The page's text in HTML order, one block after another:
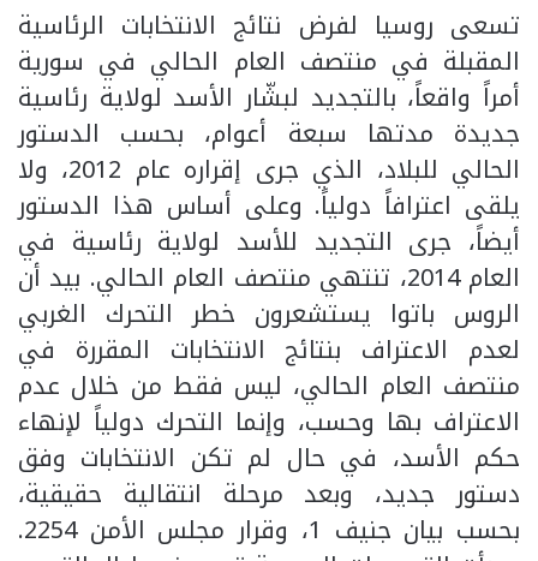
تسعى روسيا لفرض نتائج الانتخابات الرئاسية
المقبلة في منتصف العام الحالي في سورية
أمراً واقعاً، بالتجديد لبشّار الأسد لولاية رئاسية
جديدة مدتها سبعة أعوام، بحسب الدستور
الحالي للبلاد، الذي جرى إقراره عام 2012، ولا
يلقى اعترافاً دولياً. وعلى أساس هذا الدستور
أيضاً، جرى التجديد للأسد لولاية رئاسية في
العام 2014، تنتهي منتصف العام الحالي. بيد أن
الروس باتوا يستشعرون خطر التحرك الغربي
لعدم الاعتراف بنتائج الانتخابات المقررة في
منتصف العام الحالي، ليس فقط من خلال عدم
الاعتراف بها وحسب، وإنما التحرك دولياً لإنهاء
حكم الأسد، في حال لم تكن الانتخابات وفق
دستور جديد، وبعد مرحلة انتقالية حقيقية،
بحسب بيان جنيف 1، وقرار مجلس الأمن 2254.